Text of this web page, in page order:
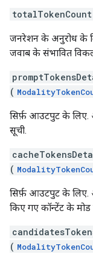
totalTokenCount
जनरेशन के अनुरोध के
जवाब के संभावित
(
सिर्फ़ आउटपुट के लिए.
सूची.
(
सिर्फ़ आउटपुट के लिए.
किए गए कॉन्टेंट के मोड
(